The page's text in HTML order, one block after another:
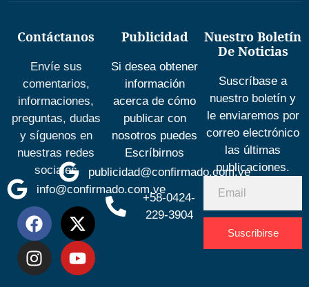
Contáctanos
Envíe sus
comentarios,
informaciones,
preguntas, dudas
y síguenos en
nuestras redes
sociales
info@confirmado.com.ve
Publicidad
Si desea obtener
información
acerca de cómo
publicar con
nosotros puedes
Escríbirnos
publicidad@confirmado.com.ve
+58-0424-
229-3904
Nuestro Boletín
De Noticias
Suscríbase a
nuestro boletín y
le enviaremos por
correo electrónico
las últimas
publicaciones.
Suscribirse